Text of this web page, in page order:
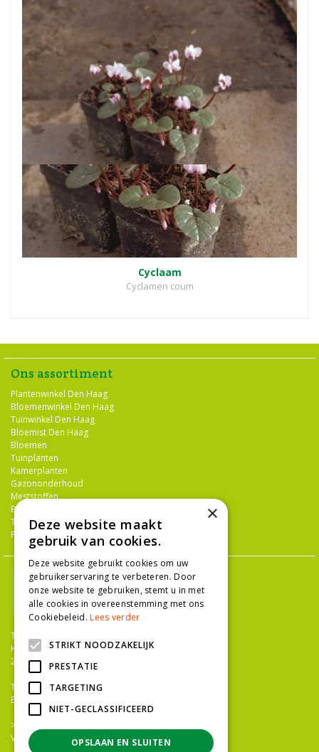
Cyclaam
Cyclamen coum
Ons assortiment
Plantenwinkel Den Haag
Bloemenwinkel Den Haag
Tuinwinkel Den Haag
Bloemist Den Haag
Bloemen
Tuinplanten
Kamerplanten
Gazononderhoud
Meststoffen
Bestrijdingsmiddelen
Tuingereedschap
Potterie
TUINCENTRUM NIEUW-HANENBURG
Hanenburglaan 266
2565 HC Den Haag
T.
070 36 052 92
E.
>>
Vacatures
×
Deze website maakt
gebruik van cookies.
Deze website gebruikt cookies om uw
gebruikerservaring te verbeteren. Door
onze website te gebruiken, stemt u in met
alle cookies in overeenstemming met ons
Cookiebeleid.Lees verder
STRIKT NOODZAKELIJK
PRESTATIE
TARGETING
NIET-GECLASSIFICEERD
OPSLAAN EN SLUITEN